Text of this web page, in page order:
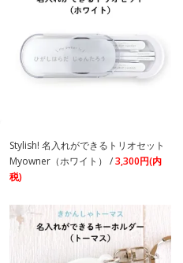
Stylish! 名入れができるトリオセット
Myowner（ホワイト） /3,300円(内
税)